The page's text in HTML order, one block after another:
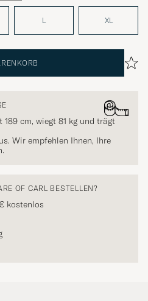
L XL
cm, wiegt 81 kg und trägt
Wir empfehlen Ihnen, Ihre
OF CARL BESTELLEN?
kostenlos